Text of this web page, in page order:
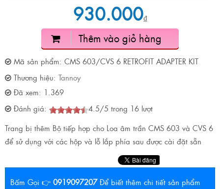
930.000₫
Thêm vào giỏ hàng
Mã sản phẩm: CMS 603/CVS 6 RETROFIT ADAPTER KIT
Thương hiệu: Tannoy
Đã xem: 1.369
Đánh giá:
4.5/5 trong 16 lượt
Trang bị thêm Bộ tiếp hợp cho Loa âm trần CMS 603 và CVS 6
để sử dụng với các hộp và lỗ lắp phía sau được cài đặt sẵn
Bấm Gọi 👉 0919097207 Để biết thêm chi tiết sản phẩm